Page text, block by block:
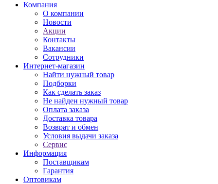
Компания
О компании
Новости
Акции
Контакты
Вакансии
Сотрудники
Интернет-магазин
Найти нужный товар
Подборки
Как сделать заказ
Не найден нужный товар
Оплата заказа
Доставка товара
Возврат и обмен
Условия выдачи заказа
Сервис
Информация
Поставщикам
Гарантия
Оптовикам